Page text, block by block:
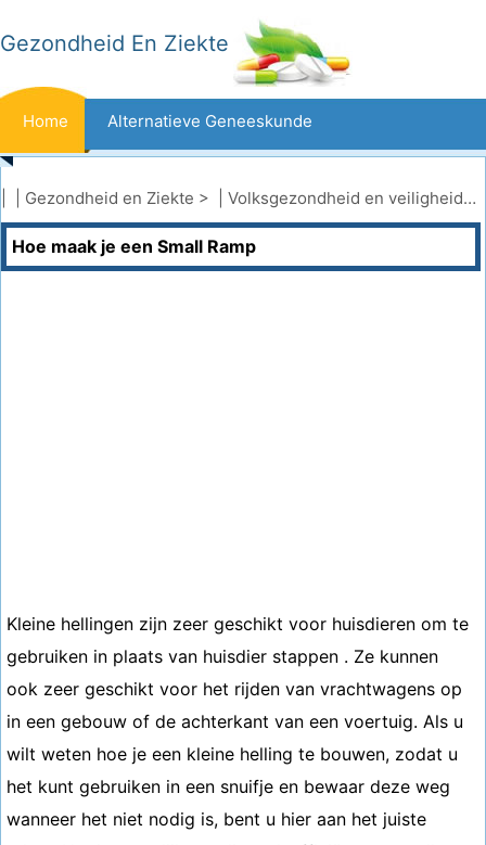
Gezondheid En Ziekte
Home Alternatieve Geneeskunde
Beten En Steken Kanker
Aandoeningen En Behandelingen
Gezondheid en Ziekte > | Volksgezondheid en veiligheid|
Hoe maak je een Small Ramp
Kleine hellingen zijn zeer geschikt voor huisdieren om te
gebruiken in plaats van huisdier stappen . Ze kunnen
ook zeer geschikt voor het rijden van vrachtwagens op
in een gebouw of de achterkant van een voertuig. Als u
wilt weten hoe je een kleine helling te bouwen, zodat u
het kunt gebruiken in een snuifje en bewaar deze weg
wanneer het niet nodig is, bent u hier aan het juiste